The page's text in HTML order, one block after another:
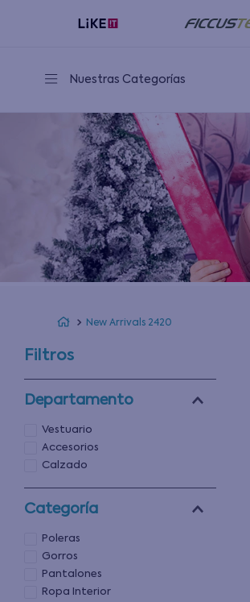
Nuestras Categorías
New Arrivals 2420
Filtros
Departamento
Vestuario
Accesorios
Calzado
Categoría
Poleras
Gorros
Pantalones
Ropa Interior